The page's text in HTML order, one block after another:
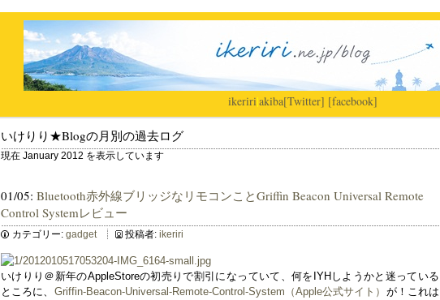
ikeriri|akiba[Twitter] [facebook]
いけりり★Blogの月別の過去ログ
現在 January 2012 を表示しています
01/05: Bluetooth赤外線ブリッジなリモコンことGriffin Beacon Universal Remote
Control Systemレビュー
カテゴリー: gadget 投稿者: ikeriri
いけりり＠新年のAppleStoreの初売りで割引になっていて、何をIYHしようかと迷っている
ところに、 Griffin-Beacon-Universal-Remote-Control-System（Apple公式サイト） が！これは